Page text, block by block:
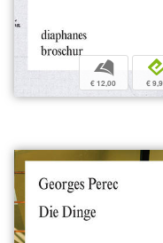
b
€ 12,00 €